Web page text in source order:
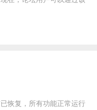
恢复，所有功能正常运行